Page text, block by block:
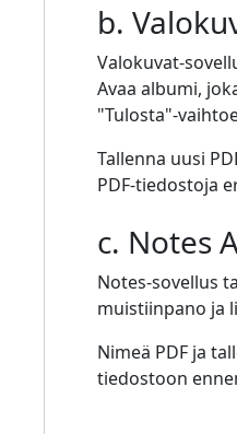
b.
Valokuvat-
Avaa albumi,
"Tulosta"-
Tallenna uusi
PDF-tiedostoja
c. Notes
Notes-sovellus
muistiinpano ja
Nimeä PDF ja
tiedostoon